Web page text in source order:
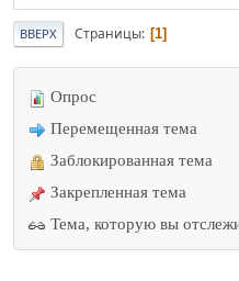
ВВЕРХ Страницы 1
Опрос
Перемещенная тема
Заблокированная тема
Закрепленная тема
Тема, которую вы